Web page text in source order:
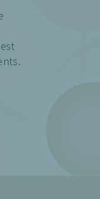
est